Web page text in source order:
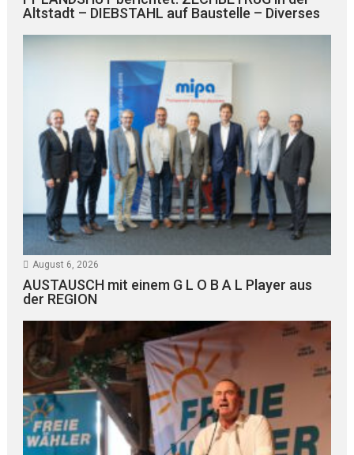
Altstadt – DIEBSTAHL auf Baustelle – Diverses
August 6, 2026
AUSTAUSCH mit einem G L O B A L Player aus
der REGION